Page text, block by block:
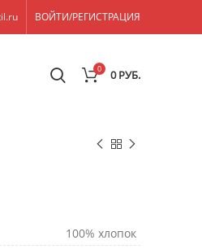
ВОЙТИ/РЕГИСТРАЦИЯ
0 0РУБ.
100% хлопок